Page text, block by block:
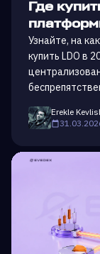
Где
Узнайте, на
купить LDO в
Erekle